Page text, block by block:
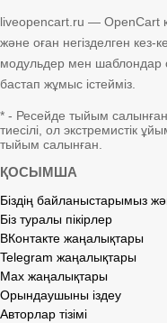
liveopencart.ru — OpenCart
және оған негізделген кез-
модульдер мен
бастап жұмыс істейміз.
* - Ресейде тыйым
тиесілі, ол экстремистік
тыйым салынған.
ҚОСЫМША
Біздің байланыстарымыз
Біз туралы пікірлер
ВКонтакте жаңалықтары
Telegram жаңалықтары
Max жаңалықтары
Орындаушыны іздеу
Авторлар тізімі